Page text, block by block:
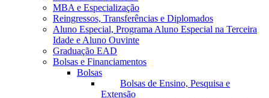
MBA e Especialização
Reingressos, Transferências e Diplomados
Aluno Especial, Programa Aluno Especial na Terceira
Idade e Aluno Ouvinte
Graduação EAD
Bolsas e Financiamentos
Bolsas
Bolsas de Ensino, Pesquisa e
Extensão